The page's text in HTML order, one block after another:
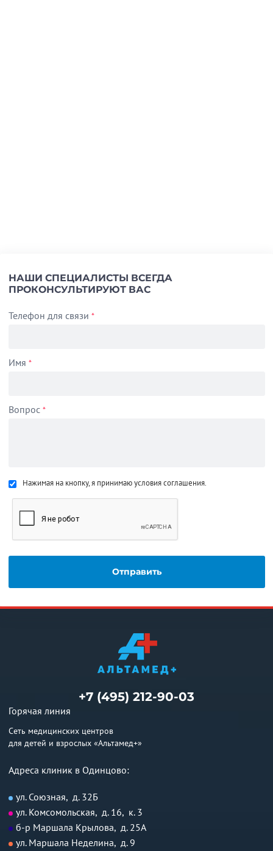
НАШИ СПЕЦИАЛИСТЫ ВСЕГДА
ПРОКОНСУЛЬТИРУЮТ ВАС
Телефон для связи *
Имя *
Вопрос *
Нажимая на кнопку, я принимаю условия соглашения.
+7 (495) 212-90-03
Горячая линия
Сеть медицинских центров
для детей и взрослых «Альтамед+»
Адреса клиник в Одинцово:
ул. Союзная, д. 32Б
ул. Комсомольская, д. 16, к. 3
б-р Маршала Крылова, д. 25А
ул. Маршала Неделина, д. 9